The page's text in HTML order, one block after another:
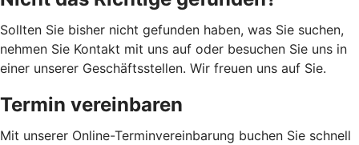
Sollten Sie bisher nicht gefunden haben, was Sie suchen,
nehmen Sie Kontakt mit uns auf oder besuchen Sie uns in
einer unserer Geschäftsstellen. Wir freuen uns auf Sie.
Termin vereinbaren
Mit unserer Online-Terminvereinbarung buchen Sie schnell